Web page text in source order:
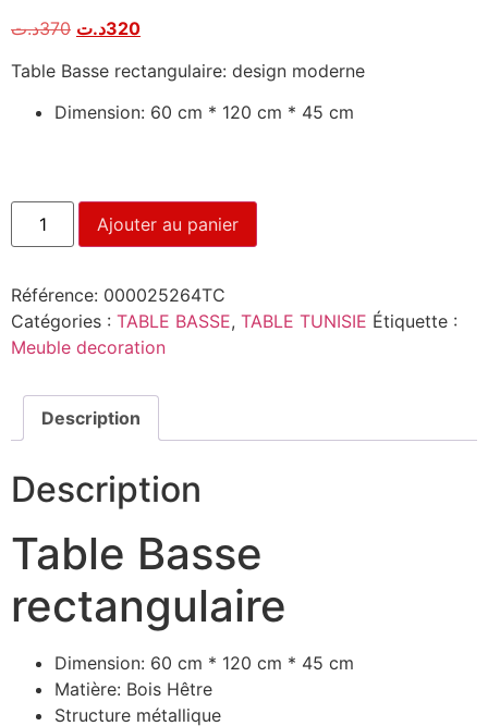
370د.ت 320د.ت
Table Basse rectangulaire: design moderne
Dimension: 60 cm * 120 cm * 45 cm
Ajouter au panier
Référence: 000025264TC
Catégories : TABLE BASSE, TABLE TUNISIE Étiquette :
Meuble decoration
Description
Description
Table Basse
rectangulaire
Dimension: 60 cm * 120 cm * 45 cm
Matière: Bois Hêtre
Structure métallique